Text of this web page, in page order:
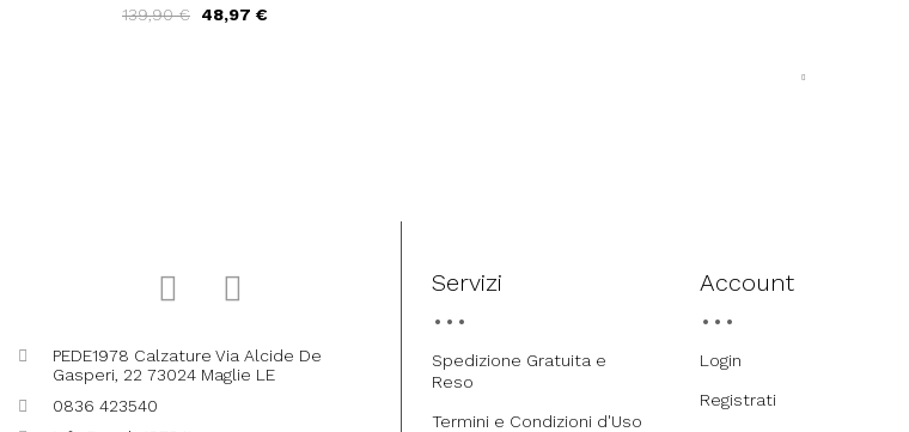
139,90 € 48,97 €
PEDE1978 Calzature Via Alcide De
Gasperi, 22 73024 Maglie LE
0836 423540
Servizi
Spedizione Gratuita e
Reso
Termini e Condizioni d'Uso
Account
Login
Registrati